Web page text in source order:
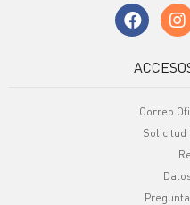
Correo
Solicitud